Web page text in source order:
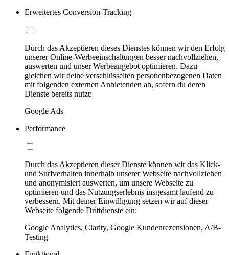
Erweitertes Conversion-Tracking
Durch das Akzeptieren dieses Dienstes können wir den Erfolg
unserer Online-Werbeeinschaltungen besser nachvollziehen,
auswerten und unser Werbeangebot optimieren. Dazu
gleichen wir deine verschlüsselten personenbezogenen Daten
mit folgenden externen Anbietenden ab, sofern du deren
Dienste bereits nutzt:
Google Ads
Performance
Durch das Akzeptieren dieser Dienste können wir das Klick-
und Surfverhalten innerhalb unserer Webseite nachvollziehen
und anonymisiert auswerten, um unsere Webseite zu
optimieren und das Nutzungserlebnis insgesamt laufend zu
verbessern. Mit deiner Einwilligung setzen wir auf dieser
Webseite folgende Drittdienste ein:
Google Analytics, Clarity, Google Kundenrezensionen, A/B-
Testing